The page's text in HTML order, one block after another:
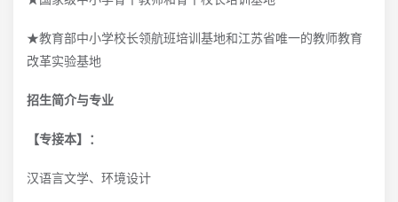
★教育部中小学校长领航班培训基地和江苏省唯一的教师教育
改革实验基地
招生简介与专业
【专接本】：
汉语言文学、环境设计